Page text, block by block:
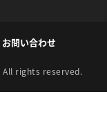
お問い合わせ
All rights reserved.